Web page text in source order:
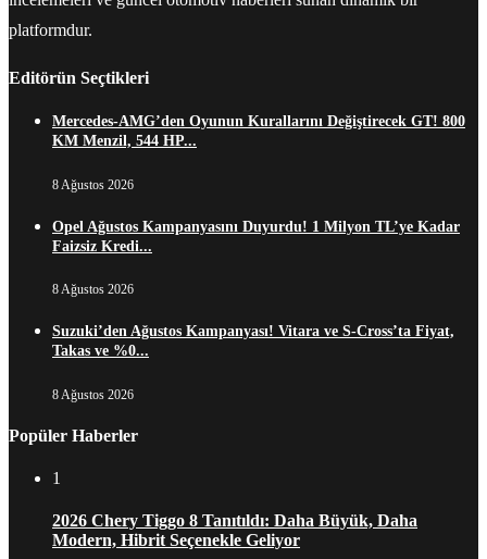
platformdur.
Editörün Seçtikleri
Mercedes-AMG’den Oyunun Kurallarını Değiştirecek GT! 800
KM Menzil, 544 HP...
8 Ağustos 2026
Opel Ağustos Kampanyasını Duyurdu! 1 Milyon TL’ye Kadar
Faizsiz Kredi...
8 Ağustos 2026
Suzuki’den Ağustos Kampanyası! Vitara ve S-Cross’ta Fiyat,
Takas ve %0...
8 Ağustos 2026
Popüler Haberler
1
2026 Chery Tiggo 8 Tanıtıldı: Daha Büyük, Daha
Modern, Hibrit Seçenekle Geliyor